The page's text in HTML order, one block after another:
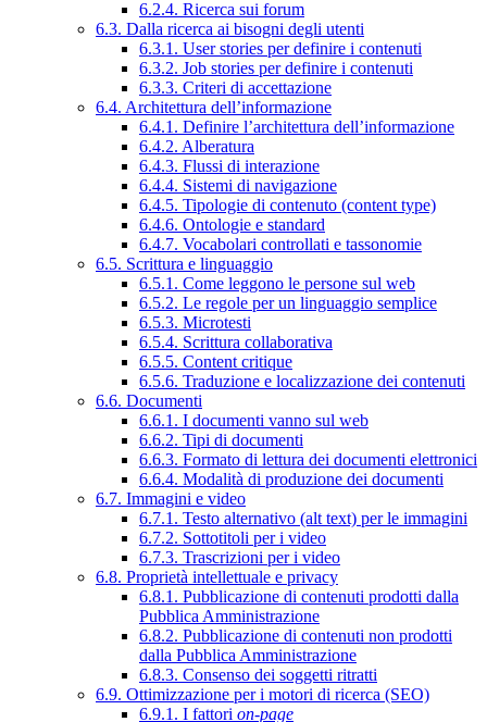
6.2.4. Ricerca sui forum
6.3. Dalla ricerca ai bisogni degli utenti
6.3.1. User stories per definire i contenuti
6.3.2. Job stories per definire i contenuti
6.3.3. Criteri di accettazione
6.4. Architettura dell’informazione
6.4.1. Definire l’architettura dell’informazione
6.4.2. Alberatura
6.4.3. Flussi di interazione
6.4.4. Sistemi di navigazione
6.4.5. Tipologie di contenuto (content type)
6.4.6. Ontologie e standard
6.4.7. Vocabolari controllati e tassonomie
6.5. Scrittura e linguaggio
6.5.1. Come leggono le persone sul web
6.5.2. Le regole per un linguaggio semplice
6.5.3. Microtesti
6.5.4. Scrittura collaborativa
6.5.5. Content critique
6.5.6. Traduzione e localizzazione dei contenuti
6.6. Documenti
6.6.1. I documenti vanno sul web
6.6.2. Tipi di documenti
6.6.3. Formato di lettura dei documenti elettronici
6.6.4. Modalità di produzione dei documenti
6.7. Immagini e video
6.7.1. Testo alternativo (alt text) per le immagini
6.7.2. Sottotitoli per i video
6.7.3. Trascrizioni per i video
6.8. Proprietà intellettuale e privacy
6.8.1. Pubblicazione di contenuti prodotti dalla
Pubblica Amministrazione
6.8.2. Pubblicazione di contenuti non prodotti
dalla Pubblica Amministrazione
6.8.3. Consenso dei soggetti ritratti
6.9. Ottimizzazione per i motori di ricerca (SEO)
6.9.1. I fattori on-page